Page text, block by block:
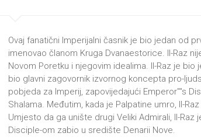
Ovaj fanatični Imperijalni časnik je bio jedan od
imenovao članom Kruga Dvanaestorice. Il-Raz
Novom Poretku i njegovim idealima. Il-Raz je
bio glavni zagovornik izvornog koncepta pro-
pobjeda za Imperij, zapovijedajući Emperor''''s
Shalama. Međutim, kada je Palpatine umro, Il-
Umjesto da ga unište drugi Veliki Admirali, Il-
Disciple-om zabio u središte Denarii Nove.